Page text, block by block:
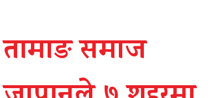
तामाङ समाज